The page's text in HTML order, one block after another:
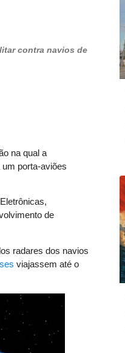
contra navios de
na qual a
porta-aviões
de
radares dos navios
viajassem até o